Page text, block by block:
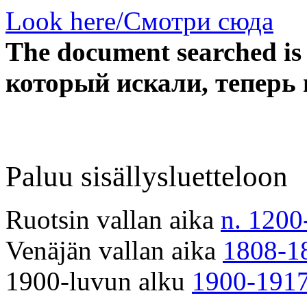
Look here/Смотри сюда
The document searched
который искали, теперь
Paluu sisällysluetteloon
Ruotsin vallan aika n.
Venäjän vallan aika 1808-
1900-luvun alku 1900-